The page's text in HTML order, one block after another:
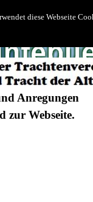
diese Webseite
Anregungen
zur Webseite.